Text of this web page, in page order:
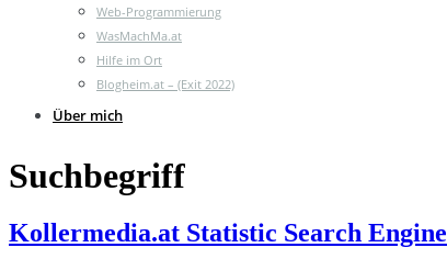
Web-Programmierung
WasMachMa.at
Hilfe im Ort
Blogheim.at – (Exit 2022)
Über mich
Suchbegriff
Kollermedia.at Statistic Search Engine